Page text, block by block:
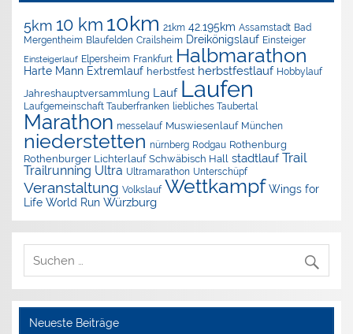
5km 10 km 10km 21km 42.195km Assamstadt Bad
Mergentheim Blaufelden Crailsheim Dreikönigslauf Einsteiger
Einsteigerlauf Elpersheim Frankfurt Halbmarathon
Harte Mann Extremlauf herbstfest herbstfestlauf Hobbylauf
Jahreshauptversammlung Lauf Laufen
Laufgemeinschaft Tauberfranken liebliches Taubertal
Marathon messelauf Muswiesenlauf München
niederstetten nürnberg Rodgau Rothenburg
Rothenburger Lichterlauf Schwäbisch Hall stadtlauf Trail
Trailrunning Ultra Ultramarathon Unterschüpf
Veranstaltung Volkslauf Wettkampf Wings for
Life World Run Würzburg
Neueste Beiträge